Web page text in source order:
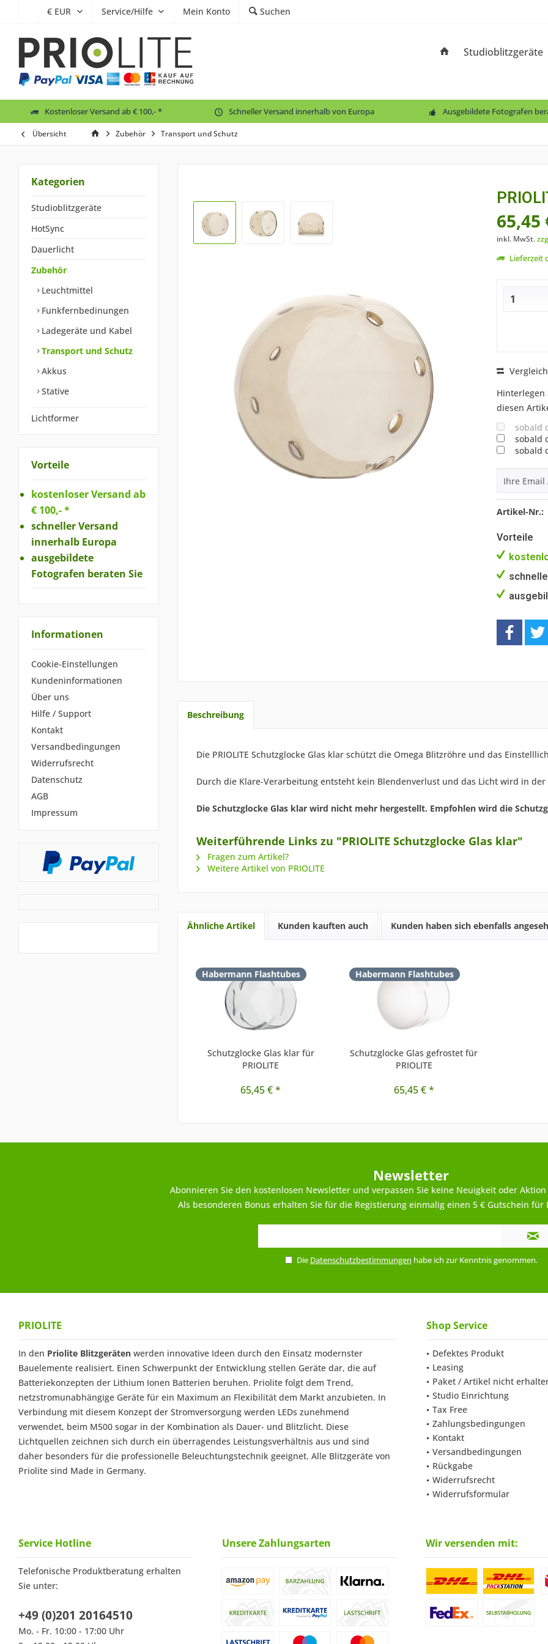
Service/Hilfe Mein Konto Suchen
Studioblitzgeräte
Kostenloser Versand ab € 100,- * Schneller Versand innerhalb von Europa Ausgebildete Fotografen
Übersicht Zubehör Transport und Schutz
Kategorien
Studioblitzgeräte
HotSync
Dauerlicht
Zubehör
Leuchtmittel
Funkfernbedinungen
Ladegeräte und Kabel
Transport und Schutz
Akkus
Stative
Lichtformer
Vorteile
kostenloser Versand ab
€ 100,- *
schneller Versand
innerhalb Europa
ausgebildete
Fotografen beraten Sie
Informationen
Cookie-Einstellungen
Kundeninformationen
Über uns
Hilfe / Support
Kontakt
Versandbedingungen
Widerrufsrecht
Datenschutz
AGB
Impressum
65,45
inkl. MwSt.
Lieferzeit
Hinterlegen
diesen
sobald
sobald
sobald
Artikel-Nr.:
Vorteile
Beschreibung
Die PRIOLITE Schutzglocke Glas klar schützt die Omega Blitzröhre und das
Durch die Klare-Verarbeitung entsteht kein Blendenverlust und das Licht wird in
Die Schutzglocke Glas klar wird nicht mehr hergestellt. Empfohlen wird die
Weiterführende Links zu "PRIOLITE Schutzglocke Glas klar"
Fragen zum Artikel?
Weitere Artikel von PRIOLITE
Ähnliche Artikel Kunden kauften auch Kunden haben sich ebenfalls
Habermann Flashtubes
Schutzglocke Glas klar für
PRIOLITE
65,45 € *
Habermann Flashtubes
Schutzglocke Glas gefrostet für
PRIOLITE
65,45 € *
Newsletter
Abonnieren Sie den kostenlosen Newsletter und verpassen Sie keine Neuigkeit oder Aktion
Als besonderen Bonus erhalten Sie für die Registierung einmalig einen 5 € Gutschein
Die Datenschutzbestimmungen habe ich zur Kenntnis genommen.
PRIOLITE
In den Priolite Blitzgeräten werden innovative Ideen durch den Einsatz modernster
Bauelemente realisiert. Einen Schwerpunkt der Entwicklung stellen Geräte dar, die auf
Batteriekonzepten der Lithium Ionen Batterien beruhen. Priolite folgt dem Trend,
netzstromunabhängige Geräte für ein Maximum an Flexibilität dem Markt anzubieten. In
Verbindung mit diesem Konzept der Stromversorgung werden LEDs zunehmend
verwendet, beim M500 sogar in der Kombination als Dauer- und Blitzlicht. Diese
Lichtquellen zeichnen sich durch ein überragendes Leistungsverhältnis aus und sind
daher besonders für die professionelle Beleuchtungstechnik geeignet. Alle Blitzgeräte von
Priolite sind Made in Germany.
Shop Service
Defektes Produkt
Leasing
Paket / Artikel nicht
Studio Einrichtung
Tax Free
Zahlungsbedingungen
Kontakt
Versandbedingungen
Rückgabe
Widerrufsrecht
Widerrufsformular
Service Hotline
Telefonische Produktberatung erhalten
Sie unter:
+49 (0)201 20164510
Mo. - Fr. 10:00 - 17:00 Uhr
Unsere Zahlungsarten Wir versenden mit: